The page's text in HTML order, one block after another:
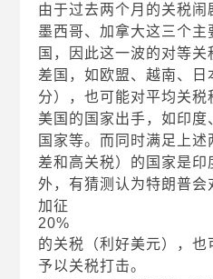
由于过去两个月的关税闹
墨西哥、加拿大这三个主
国，因此这一波的对等
差国，如欧盟、越南、日
分），也可能对平均关
美国的国家出手，如印
国家等。而同时满足上
差和高关税）的国家是
外，有猜测认为特朗普会
加征
20%
的关税（利好美元），
予以关税打击。